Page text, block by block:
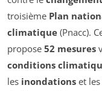
troisième Plan
climatique (Pnacc).
propose 52 mesures
conditions
les inondations et les